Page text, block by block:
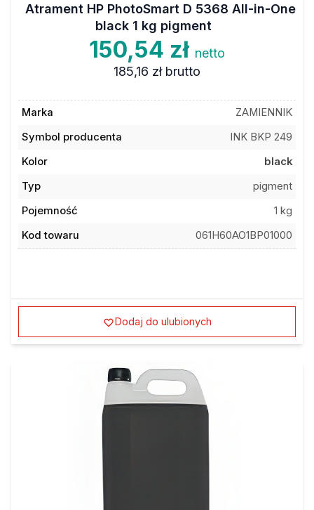
Atrament HP PhotoSmart D 5368 All-in-One
black 1 kg pigment
150,54 zł netto
185,16 zł brutto
Marka
ZAMIENNIK
Symbol producenta
INK BKP 249
Kolor
black
Typ
pigment
Pojemność
1 kg
Kod towaru
061H60AO1BP01000
Dodaj do ulubionych